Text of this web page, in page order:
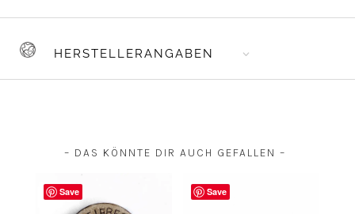
HERSTELLERANGABEN
– DAS KÖNNTE DIR AUCH GEFALLEN –
Save Save